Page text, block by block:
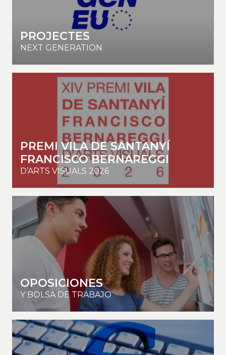
PROJECTES
NEXT GENERATION
PREMI VILA DE SANTANYÍ
FRANCISCO BERNAREGGI
D’ARTS VISUALS 2026
OPOSICIONES
Y BOLSA DE TRABAJO